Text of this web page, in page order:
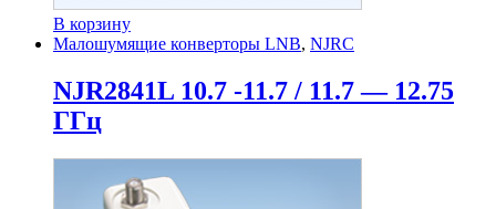
В корзину
Малошумящие конверторы LNB, NJRC
NJR2841L 10.7 -11.7 / 11.7 — 12.75
ГГц